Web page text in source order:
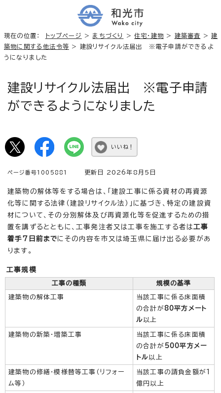
現在の位置： トップページ > まちづくり >住宅・建物 > 建築審査 >建
築物に関する他法令等 > 建設リサイクル法届出 ※電子申請ができるよ
うになりました
建設リサイクル法届出 ※電子申請
ができるようになりました
いいね！
ページ番号1005881 更新日 2026年8月5日
建築物の解体等をする場合は、「建設工事に係る資材の再資源
化等に関する法律（建設リサイクル法）」に基づき、特定の建設資
材について、その分別解体及び再資源化等を促進するための措
置を講ずるとともに、工事発注者又は工事を施工する者は工事
着手7日前までにその内容を市又は埼玉県に届け出る必要があ
ります。
工事規模
工事の種類 規模の基準
建築物の解体工事
当該工事に係る床面積
の合計が80平方メート
ル以上
建築物の新築・増築工事
当該工事に係る床面積
の合計が 500平方メー
トル以上
建築物の修繕・模様替等工事（リフォー
ム等）
当該工事の請負金額が1
億円以上